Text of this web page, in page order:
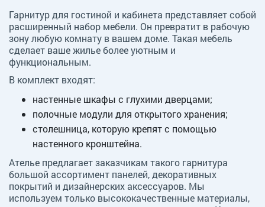
Гарнитур для гостиной и кабинета представляет собой
расширенный набор мебели. Он превратит в рабочую
зону любую комнату в вашем доме. Такая мебель
сделает ваше жилье более уютным и
функциональным.
В комплект входят:
настенные шкафы с глухими дверцами;
полочные модули для открытого хранения;
столешница, которую крепят с помощью
настенного кронштейна.
Ателье предлагает заказчикам такого гарнитура
большой ассортимент панелей, декоративных
покрытий и дизайнерских аксессуаров. Мы
используем только высококачественные материалы,